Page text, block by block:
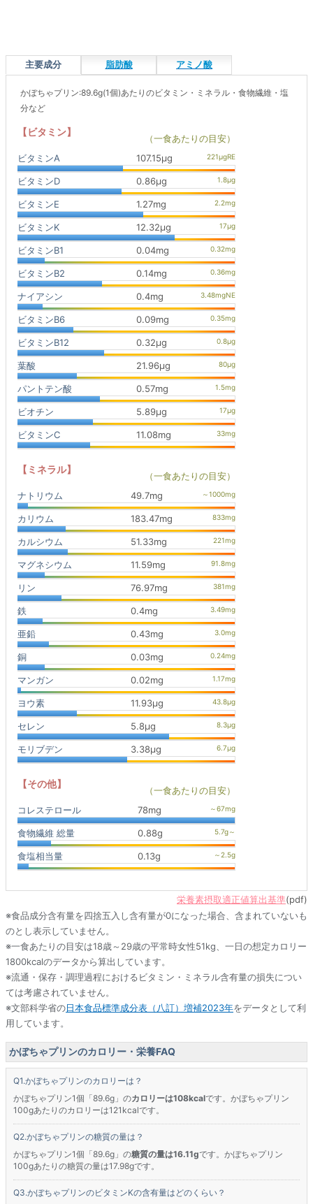
主要成分 脂肪酸 アミノ酸
かぼちゃプリン:89.6g(1個)あたりのビタミン・ミネラル・食物繊維・塩
分など
【ビタミン】
（一食あたりの目安）
ビタミンA
107.15μg
ビタミンD 0.86μg
ビタミンE 1.27mg
ビタミンK 12.32μg
ビタミンB1 0.04mg
ビタミンB2 0.14mg
ナイアシン 0.4mg
ビタミンB6 0.09mg
ビタミンB12 0.32μg
葉酸 21.96μg
パントテン酸 0.57mg
ビオチン 5.89μg
ビタミンC 11.08mg
【ミネラル】
（一食あたりの目安）
ナトリウム
49.7mg
カリウム 183.47mg
カルシウム 51.33mg
マグネシウム 11.59mg
リン 76.97mg
鉄 0.4mg
亜鉛 0.43mg
銅 0.03mg
マンガン 0.02mg
ヨウ素 11.93μg
セレン 5.8μg
モリブデン 3.38μg
【その他】
（一食あたりの目安）
コレステロール
78mg
食物繊維 総量 0.88g
食塩相当量 0.13g
栄養素摂取適正値算出基準(pdf)
※食品成分含有量を四捨五入し含有量が0になった場合、含まれていないも
のとし表示していません。
※一食あたりの目安は18歳～29歳の平常時女性51kg、一日の想定カロリー
1800kcalのデータから算出しています。
※流通・保存・調理過程におけるビタミン・ミネラル含有量の損失につい
ては考慮されていません。
※文部科学省の日本食品標準成分表（八訂）増補2023年をデータとして利
用しています。
かぼちゃプリンのカロリー・栄養FAQ
かぼちゃプリンのカロリーは？
かぼちゃプリン1個「89.6g」のカロリーは108kcalです。かぼちゃプリン
100gあたりのカロリーは121kcalです。
かぼちゃプリンの糖質の量は？
かぼちゃプリン1個「89.6g」の糖質の量は16.11gです。かぼちゃプリン
100gあたりの糖質の量は17.98gです。
かぼちゃプリンのビタミンKの含有量はどのくらい？